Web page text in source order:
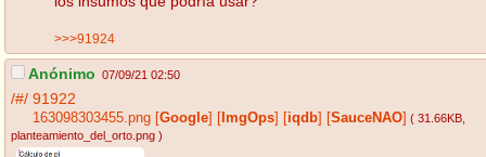
>>>91924
Anónimo 07/09/21 02:50
/#/ 91922
163098303455.png Google ImgOps iqdb SauceNAO ( 31.66KB
planteamiento_del_orto.png )